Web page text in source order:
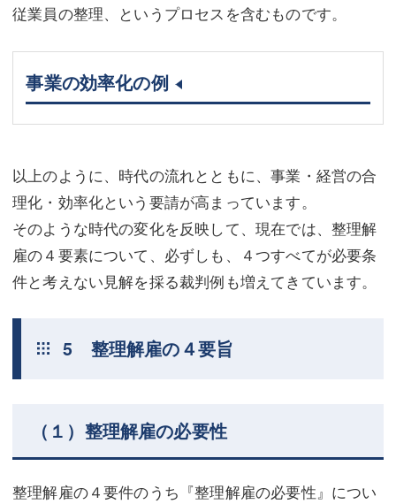
従業員の整理、というプロセスを含むものです。
事業の効率化の例
以上のように、時代の流れとともに、事業・経営の合
理化・効率化という要請が高まっています。
そのような時代の変化を反映して、現在では、整理解
雇の４要素について、必ずしも、４つすべてが必要条
件と考えない見解を採る裁判例も増えてきています。
5 整理解雇の４要旨
（１）整理解雇の必要性
整理解雇の４要件のうち『整理解雇の必要性』につい